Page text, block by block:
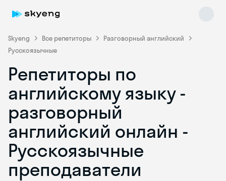
Skyeng Все репетиторы
Разговорный английский
Русскоязычные
Репетиторы по
английскому языку -
разговорный
английский онлайн -
Русскоязычные
преподаватели
Skyeng Chat